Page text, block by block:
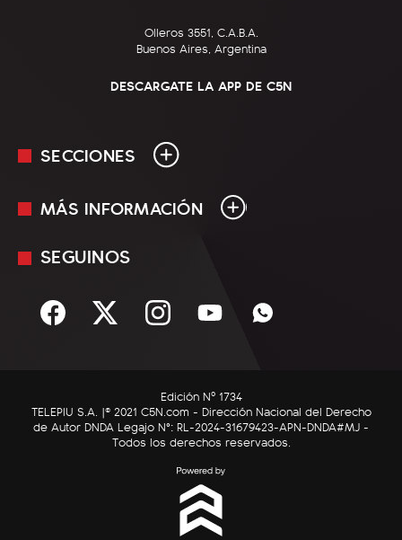
Olleros 3551, C.A.B.A.
Buenos Aires, Argentina
DESCARGATE LA APP DE C5N
SECCIONES
En Vivo
Sociedad
C5N Autos
RatingCero
MÁS INFORMACIÓN
Mediakit
Términos y condiciones
SEGUINOS
Edición Nº 1734
TELEPIU S.A. |© 2021 C5N.com - Dirección Nacional del Derecho
de Autor DNDA Legajo N°: RL-2024-31679423-APN-DNDA#MJ -
Todos los derechos reservados.